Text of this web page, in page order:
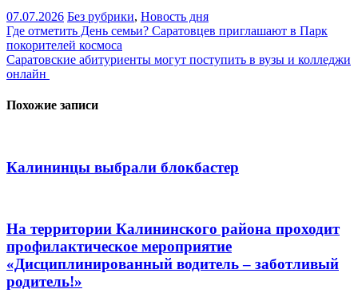
07.07.2026 Без рубрики, Новость дня
Навигация
по
записям
Где отметить День семьи? Саратовцев приглашают в Парк
покорителей космоса
Саратовские абитуриенты могут поступить в вузы и колледжи
онлайн
Похожие записи
Калининцы выбрали блокбастер
На территории Калининского района проходит
профилактическое мероприятие
«Дисциплинированный водитель – заботливый
родитель!»